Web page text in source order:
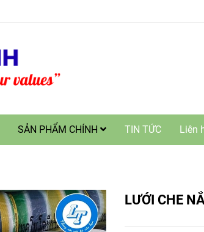
SẢN PHẨM CHÍNH TIN TỨC Liên
LƯỚI CHE